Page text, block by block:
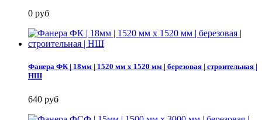
0 руб
Фанера ФК | 18мм | 1520 мм х 1520 мм | березовая | строительная |
НШ
640 руб